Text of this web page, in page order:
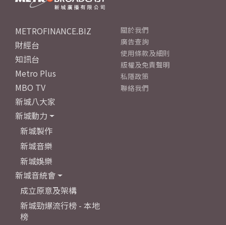
METROFINANCE.BIZ
財經台
知訊台
Metro Plus
MBO TV
新城八大家
新城動力
新城製作
新城音樂
新城娛樂
新城音統會
成立原意及架構
新城勁爆流行榜 - 本地
榜
關於我們
廣告查詢
使用條款及細則
版權及免責聲明
私隱政策
聯絡我們